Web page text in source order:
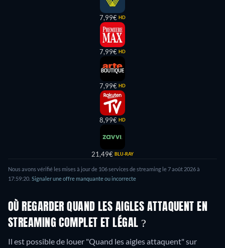
7,99€ HD
7,99€ HD
7,99€ HD
8,99€ HD
21,49€ BLU-RAY
Nous avons vérifié les mises à jour de 106services de streaming le7 août 2026à
17:59:20 Signaler une offre manquante ou incorrecte
OÙ REGARDER QUAND LES AIGLES ATTAQUENT EN
STREAMING COMPLET ET LÉGAL ?
Il est possible de louer "Quand les aigles attaquent" sur